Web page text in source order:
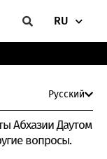
RU
Русский
Абхазии Даутом
вопросы.